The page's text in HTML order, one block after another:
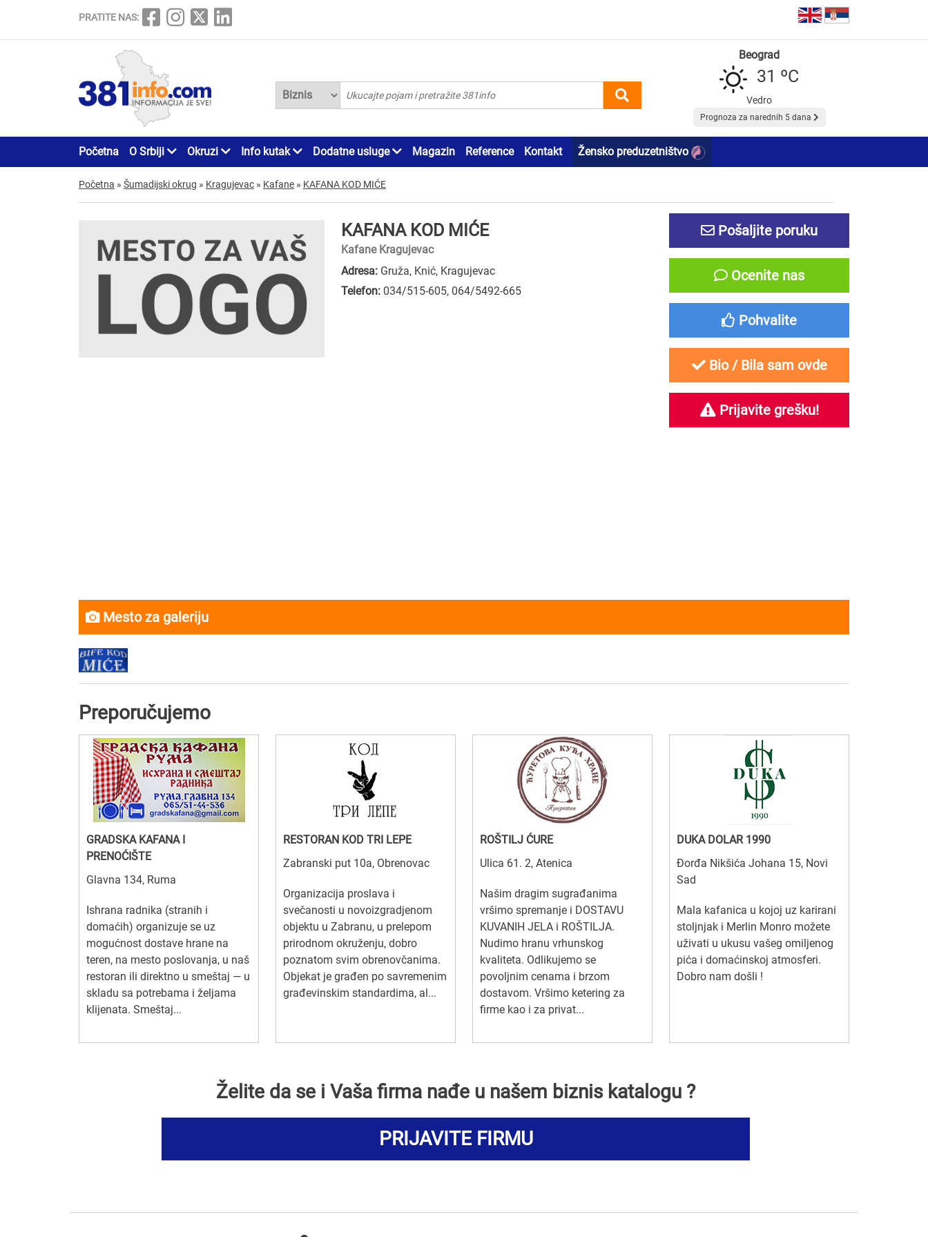
PRATITE NAS:
Beograd
31 ºC
Vedro
Prognoza za narednih 5 dana
Početna O Srbiji Okruzi Info kutak Dodatne usluge Magazin Reference Kontakt Žensko preduzetništvo
Početna » Šumadijski okrug » Kragujevac » Kafane » KAFANA KOD MIĆE
KAFANA KOD MIĆE
Kafane Kragujevac
Adresa: Gruža, Knić, Kragujevac
Telefon: 034/515-605, 064/5492-665
Pošaljite poruku
Ocenite nas
Pohvalite
Bio / Bila sam ovde
Prijavite grešku!
Mesto za galeriju
Preporučujemo
GRADSKA KAFANA I
PRENOĆIŠTE
Glavna 134, Ruma
Ishrana radnika (stranih i
domaćih) organizuje se uz
mogućnost dostave hrane na
teren, na mesto poslovanja, u naš
restoran ili direktno u smeštaj — u
skladu sa potrebama i željama
klijenata. Smeštaj...
RESTORAN KOD TRI LEPE
Zabranski put 10a, Obrenovac
Organizacija proslava i
svečanosti u novoizgradjenom
objektu u Zabranu, u prelepom
prirodnom okruženju, dobro
poznatom svim obrenovčanima.
Objekat je građen po savremenim
građevinskim standardima, al...
ROŠTILJ ĆURE
Ulica 61. 2, Atenica
Našim dragim sugrađanima
vršimo spremanje i DOSTAVU
KUVANIH JELA i ROŠTILJA.
Nudimo hranu vrhunskog
kvaliteta. Odlikujemo se
povoljnim cenama i brzom
dostavom. Vršimo ketering za
firme kao i za privat...
DUKA DOLAR 1990
Đorđa Nikšića Johana 15, Novi
Sad
Mala kafanica u kojoj uz karirani
stoljnjak i Merlin Monro možete
uživati u ukusu vašeg omiljenog
pića i domaćinskoj atmosferi.
Dobro nam došli !
Želite da se i Vaša firma nađe u našem biznis katalogu ?
PRIJAVITE FIRMU